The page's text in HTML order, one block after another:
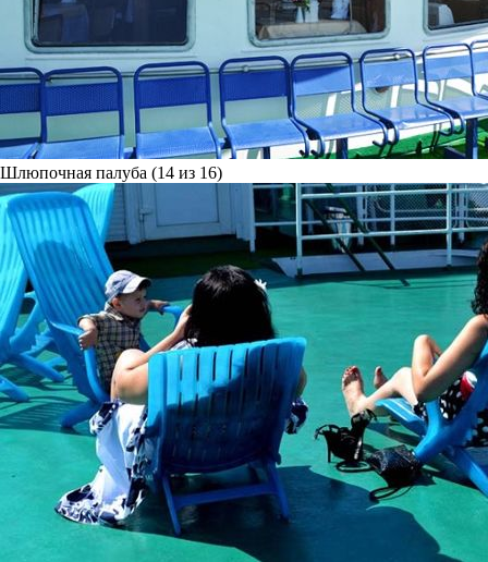
Шлюпочная палуба (14 из 16)